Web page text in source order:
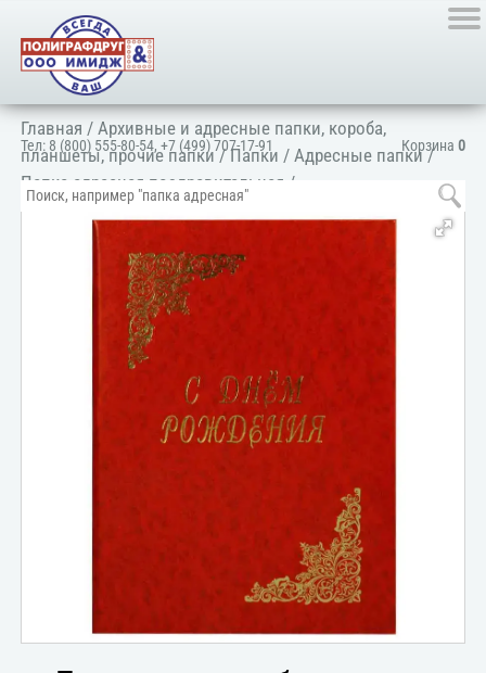
Корзина 0
Тел: 8 (800) 555-80-54,+7 (499) 707-17-91
Главная /Архивные и адресные папки, короба,
планшеты, прочие папки/Папки /Адресные папки/
Папка адресная поздравительная /